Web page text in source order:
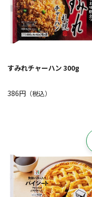
すみれチャーハン 300g
386円 （税込）